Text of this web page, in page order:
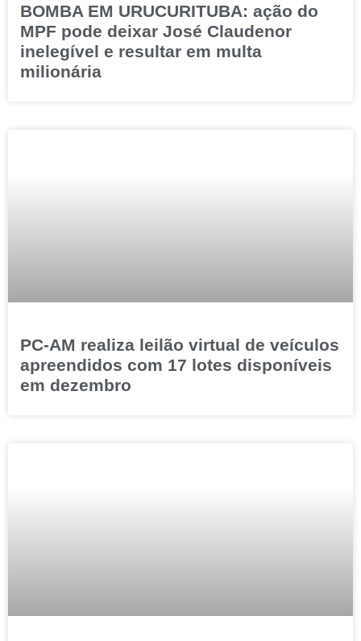
BOMBA EM URUCURITUBA: ação do
MPF pode deixar José Claudenor
inelegível e resultar em multa
milionária
PC-AM realiza leilão virtual de veículos
apreendidos com 17 lotes disponíveis
em dezembro